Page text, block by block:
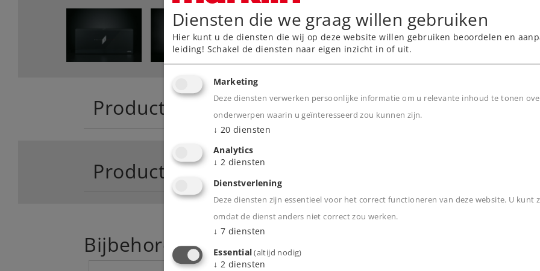
Product
Productinfo
Bijbehorende producten
Diensten die we graag willen gebruiken
Hier kunt u de diensten die wij op deze website willen gebruiken beoordelen en
leiding! Schakel de diensten naar eigen inzicht in of uit.
Marketing
Deze diensten verwerken persoonlijke informatie om u relevante inhoud te tonen
onderwerpen waarin u geïnteresseerd zou kunnen zijn.
↓ 20 diensten
Analytics
↓ 2 diensten
Dienstverlening
Deze diensten zijn essentieel voor het correct functioneren van deze website. U kunt
omdat de dienst anders niet correct zou werken.
↓ 7 diensten
Essential(altijd nodig)
↓ 2 diensten